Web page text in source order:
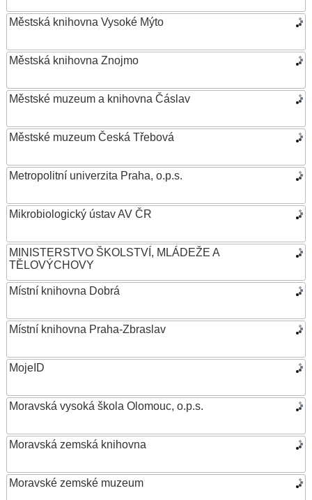
Městská knihovna Vysoké Mýto
Městská knihovna Znojmo
Městské muzeum a knihovna Čáslav
Městské muzeum Česká Třebová
Metropolitní univerzita Praha, o.p.s.
Mikrobiologický ústav AV ČR
MINISTERSTVO ŠKOLSTVÍ, MLÁDEŽE A
TĚLOVÝCHOVY
Místní knihovna Dobrá
Místní knihovna Praha-Zbraslav
MojeID
Moravská vysoká škola Olomouc, o.p.s.
Moravská zemská knihovna
Moravské zemské muzeum